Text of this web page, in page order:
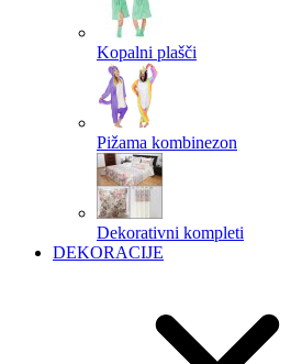
Kopalni plašči
Pižama kombinezon
Dekorativni kompleti
DEKORACIJE